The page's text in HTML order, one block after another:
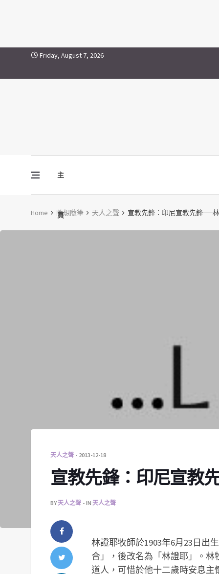
Skip to contentFriday, August 7, 2026
主
頁
Vine Media
葡萄樹傳媒
Home 隨想隨筆 天人之聲 宣教先鋒：印尼宣教先鋒──
天人之聲 2013-12-18
宣教先鋒：印尼宣教
BY天人之聲 IN 天人之聲
林證耶牧師於1903年6月23日出
合」，後改名為「林證耶」。
道人，可惜於他十二歲時安息